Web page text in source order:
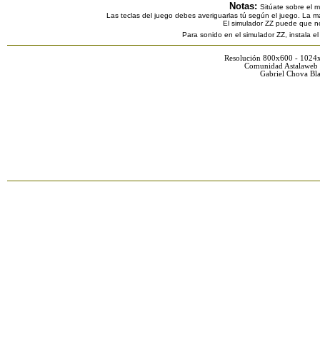
Notas: Sitúate sobre el
Las teclas del juego debes averiguarlas tú según el juego. La
El simulador ZZ puede que
Para sonido en el simulador ZZ, instala
Resolución 800x600 -
Comunidad
Gabriel Chova